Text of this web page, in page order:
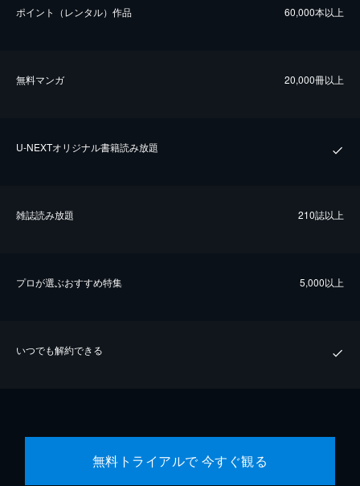
ポイント（レンタル）作品 60,000本以上
無料マンガ 20,000冊以上
U-NEXTオリジナル書籍読み放題
雑誌読み放題 210誌以上
プロが選ぶおすすめ特集 5,000以上
いつでも解約できる
無料トライアルで 今すぐ観る